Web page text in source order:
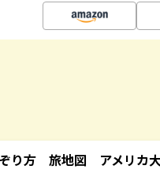
り方 旅地図 アメリカ